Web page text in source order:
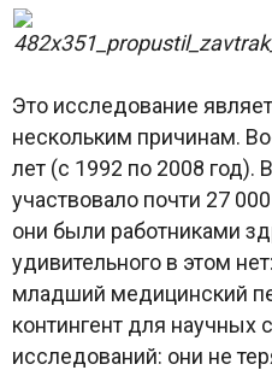
Это исследование
нескольким причинам.
лет (с 1992 по 2008 год).
участвовало почти 27
они были работниками
удивительного в этом
младший медицинский
контингент для научных
исследований: они не